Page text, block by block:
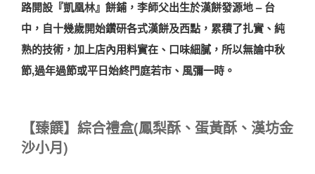
路開設『凱凰林』餅鋪，李師父出生於漢餅發源地 – 台
中，自十幾歲開始鑽研各式漢餅及西點，累積了扎實、純
熟的技術，加上店內用料實在、口味細膩，所以無論中秋
節,過年過節或平日始終門庭若市、風彌一時。
【臻饌】綜合禮盒(鳳梨酥、蛋黃酥、漢坊金
沙小月)